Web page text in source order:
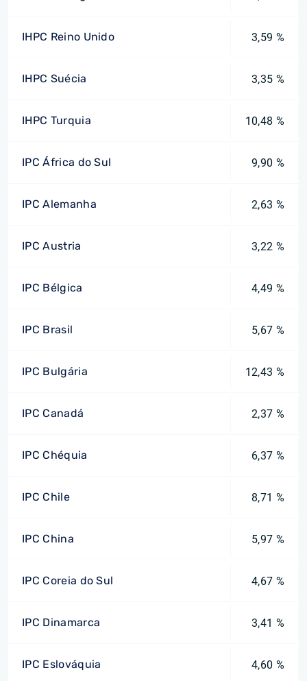
IHPC Reino Unido 3,59 %
IHPC Suécia 3,35 %
IHPC Turquia 10,48 %
IPC África do Sul 9,90 %
IPC Alemanha 2,63 %
IPC Austria 3,22 %
IPC Bélgica 4,49 %
IPC Brasil 5,67 %
IPC Bulgária 12,43 %
IPC Canadá 2,37 %
IPC Chéquia 6,37 %
IPC Chile 8,71 %
IPC China 5,97 %
IPC Coreia do Sul 4,67 %
IPC Dinamarca 3,41 %
IPC Eslováquia 4,60 %